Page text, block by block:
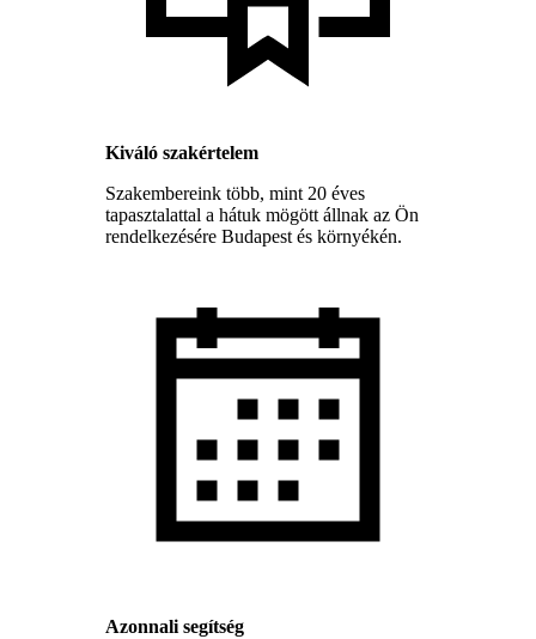
Kiváló szakértelem
Szakembereink több, mint 20 éves
tapasztalattal a hátuk mögött állnak az Ön
rendelkezésére Budapest és környékén.
Azonnali segítség